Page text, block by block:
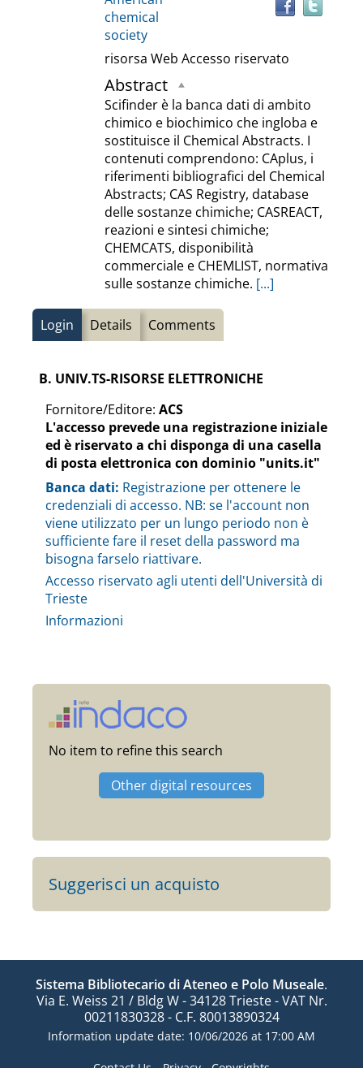
chemical
society
risorsa Web Accesso riservato
Abstract
Scifinder è la banca dati di ambito
chimico e biochimico che ingloba e
sostituisce il Chemical Abstracts. I
contenuti comprendono: CAplus, i
riferimenti bibliografici del Chemical
Abstracts; CAS Registry, database
delle sostanze chimiche; CASREACT,
reazioni e sintesi chimiche;
CHEMCATS, disponibilità
commerciale e CHEMLIST, normativa
sulle sostanze chimiche. [...]
Login Details Comments
B. UNIV.TS-RISORSE ELETTRONICHE
Fornitore/Editore: ACS
L'accesso prevede una registrazione iniziale
ed è riservato a chi disponga di una casella
di posta elettronica con dominio "units.it"
Banca dati: Registrazione per ottenere le
credenziali di accesso. NB: se l'account non
viene utilizzato per un lungo periodo non è
sufficiente fare il reset della password ma
bisogna farselo riattivare.
Accesso riservato agli utenti dell'Università di
Trieste
Informazioni
No item to refine this search
Other digital resources
Suggerisci un acquisto
Sistema Bibliotecario di Ateneo e Polo Museale.
Via E. Weiss 21 / Bldg W - 34128 Trieste - VAT Nr.
00211830328 - C.F. 80013890324
Information update date: 10/06/2026 at 17:00 AM